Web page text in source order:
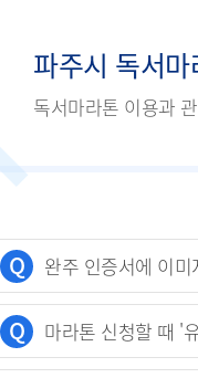
파주시 독서
독서마라톤 이용과
Q 완주 인증서에 이
Q 마라톤 신청할 때 '